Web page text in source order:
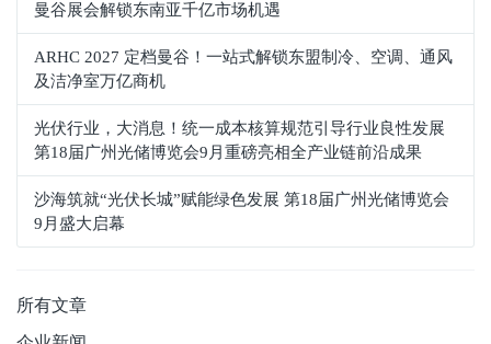
曼谷展会解锁东南亚千亿市场机遇
ARHC 2027 定档曼谷！一站式解锁东盟制冷、空调、通风
及洁净室万亿商机
光伏行业，大消息！统一成本核算规范引导行业良性发展
第18届广州光储博览会9月重磅亮相全产业链前沿成果
沙海筑就“光伏长城”赋能绿色发展 第18届广州光储博览会
9月盛大启幕
所有文章